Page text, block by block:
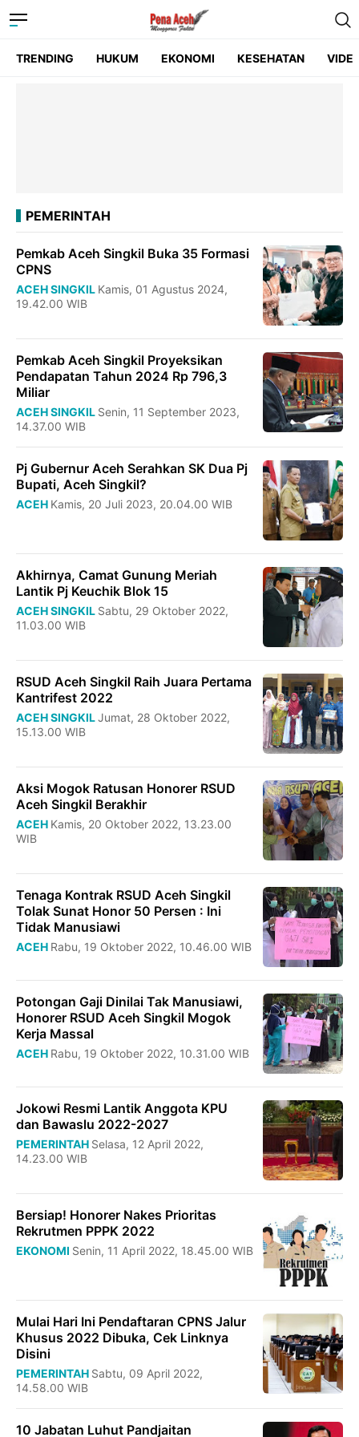
TRENDING HUKUM EKONOMI KESEHATAN
PEMERINTAH
Pemkab Aceh Singkil Buka 35 Formasi
CPNS
ACEH SINGKIL Kamis, 01 Agustus 2024,
19.42.00 WIB
Pemkab Aceh Singkil Proyeksikan
Pendapatan Tahun 2024 Rp 796,3
Miliar
ACEH SINGKIL Senin, 11 September 2023,
14.37.00 WIB
Pj Gubernur Aceh Serahkan SK Dua Pj
Bupati, Aceh Singkil?
ACEH Kamis, 20 Juli 2023, 20.04.00 WIB
Akhirnya, Camat Gunung Meriah
Lantik Pj Keuchik Blok 15
ACEH SINGKIL Sabtu, 29 Oktober 2022,
11.03.00 WIB
RSUD Aceh Singkil Raih Juara Pertama
Kantrifest 2022
ACEH SINGKILJumat, 28 Oktober 2022,
15.13.00 WIB
Aksi Mogok Ratusan Honorer RSUD
Aceh Singkil Berakhir
ACEH Kamis, 20 Oktober 2022, 13.23.00
WIB
Tenaga Kontrak RSUD Aceh Singkil
Tolak Sunat Honor 50 Persen : Ini
Tidak Manusiawi
ACEH Rabu, 19 Oktober 2022, 10.46.00 WIB
Potongan Gaji Dinilai Tak Manusiawi,
Honorer RSUD Aceh Singkil Mogok
Kerja Massal
ACEH Rabu, 19 Oktober 2022, 10.31.00 WIB
Jokowi Resmi Lantik Anggota KPU
dan Bawaslu 2022-2027
PEMERINTAH Selasa, 12 April 2022,
14.23.00 WIB
Bersiap! Honorer Nakes Prioritas
Rekrutmen PPPK 2022
EKONOMI Senin, 11 April 2022, 18.45.00 WIB
Mulai Hari Ini Pendaftaran CPNS Jalur
Khusus 2022 Dibuka, Cek Linknya
Disini
PEMERINTAH Sabtu, 09 April 2022,
14.58.00 WIB
10 Jabatan Luhut Pandjaitan